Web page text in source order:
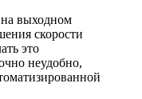
на выходном
скорости
это
неудобно,